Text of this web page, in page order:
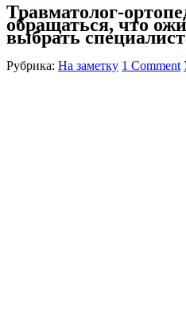
Травматолог-
обращаться, что
выбрать
Рубрика: На заметку 1 Comment